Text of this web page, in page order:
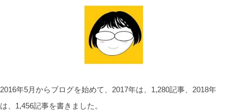
2016年5月からブログを始めて、2017年は、1,280記事、2018年
は、1,456記事を書きました。